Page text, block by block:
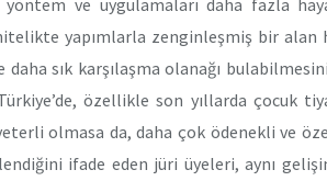
yapımlarla zenginleşmiş bir alan
sık karşılaşma olanağı
özellikle son yıllarda çocuk
olmasa da, daha çok ödenekli ve
ifade eden jüri üyeleri, aynı